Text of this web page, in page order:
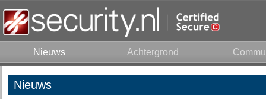
Nieuws Achtergrond
Nieuws